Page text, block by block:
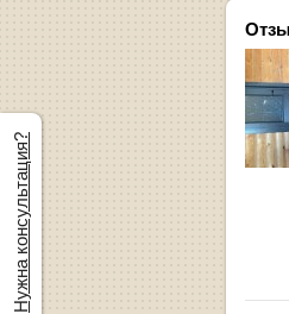
Нужна консультация?